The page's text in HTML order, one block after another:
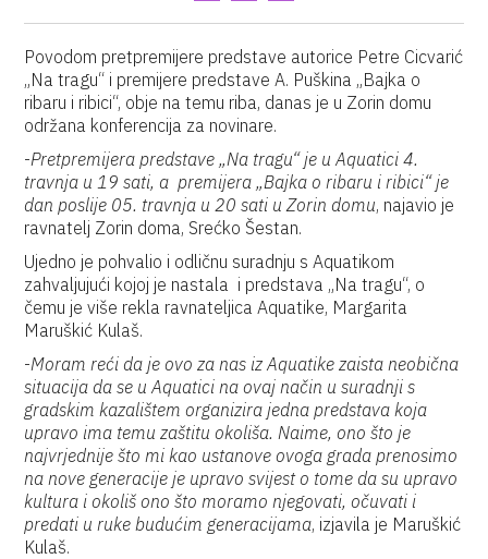
Povodom pretpremijere predstave autorice Petre Cicvarić
„Na tragu“ i premijere predstave A. Puškina „Bajka o
ribaru i ribici“, obje na temu riba, danas je u Zorin domu
održana konferencija za novinare.
-Pretpremijera predstave „Na tragu“ je u Aquatici 4.
travnja u 19 sati, a premijera „Bajka o ribaru i ribici“ je
dan poslije 05. travnja u 20 sati u Zorin domu, najavio je
ravnatelj Zorin doma, Srećko Šestan.
Ujedno je pohvalio i odličnu suradnju s Aquatikom
zahvaljujući kojoj je nastala i predstava „Na tragu“, o
čemu je više rekla ravnateljica Aquatike, Margarita
Maruškić Kulaš.
-Moram reći da je ovo za nas iz Aquatike zaista neobična
situacija da se u Aquatici na ovaj način u suradnji s
gradskim kazalištem organizira jedna predstava koja
upravo ima temu zaštitu okoliša. Naime, ono što je
najvrjednije što mi kao ustanove ovoga grada prenosimo
na nove generacije je upravo svijest o tome da su upravo
kultura i okoliš ono što moramo njegovati, očuvati i
predati u ruke budućim generacijama, izjavila je Maruškić
Kulaš.